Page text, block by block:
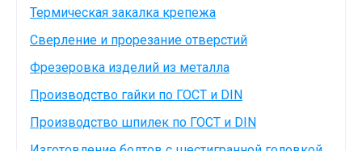
Термическая закалка крепежа
Сверление и прорезание отверстий
Фрезеровка изделий из металла
Производство гайки по ГОСТ и DIN
Производство шпилек по ГОСТ и DIN